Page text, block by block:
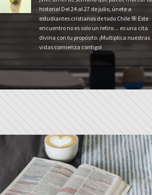
historia! Del 24 al 27 de julio, únete a
estudiantes cristianos de todo Chile 🎯 Este
encuentro no es solo un retiro… es una cita
divina con tu propósito. ¡Multiplica nuestras
vidas comienza contigo!